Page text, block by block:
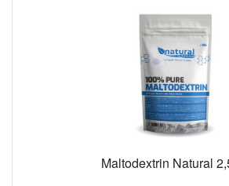
Maltodextrin Natural